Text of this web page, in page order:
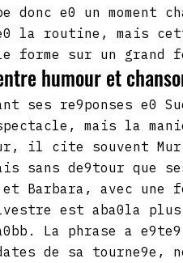
donc e0 un moment
la routine, mais
forme sur un grand
humour et
ses re9ponses e0
mais la
il cite souvent
sans de9tour que
et Barbara, avec
est aba0la
La phrase a
de sa tourne9e,